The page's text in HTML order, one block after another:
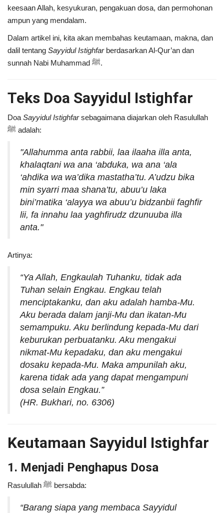
keesaan Allah, kesyukuran, pengakuan dosa, dan permohonan
ampun yang mendalam.
Dalam artikel ini, kita akan membahas keutamaan, makna, dan
dalil tentang Sayyidul Istighfarberdasarkan Al-Qur’an dan
sunnah Nabi Muhammad ﷺ.
Teks Doa Sayyidul Istighfar
Doa Sayyidul Istighfarsebagaimana diajarkan oleh Rasulullah
ﷺ adalah:
"Allahumma anta rabbii, laa ilaaha illa anta,
khalaqtani wa ana ‘abduka, wa ana ‘ala
‘ahdika wa wa’dika mastatha’tu. A’udzu bika
min syarri maa shana’tu, abuu’u laka
bini’matika ‘alayya wa abuu’u bidzanbii faghfir
lii, fa innahu laa yaghfirudz dzunuuba illa
anta."
Artinya:
“Ya Allah, Engkaulah Tuhanku, tidak ada
Tuhan selain Engkau. Engkau telah
menciptakanku, dan aku adalah hamba-Mu.
Aku berada dalam janji-Mu dan ikatan-Mu
semampuku. Aku berlindung kepada-Mu dari
keburukan perbuatanku. Aku mengakui
nikmat-Mu kepadaku, dan aku mengakui
dosaku kepada-Mu. Maka ampunilah aku,
karena tidak ada yang dapat mengampuni
dosa selain Engkau.”
(HR. Bukhari, no. 6306)
Keutamaan Sayyidul Istighfar
1. Menjadi Penghapus Dosa
Rasulullah ﷺ bersabda:
“Barang siapa yang membaca Sayyidul